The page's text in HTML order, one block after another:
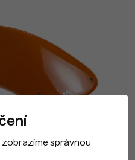
zobrazíme správnou